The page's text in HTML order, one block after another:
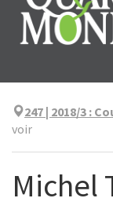
247 | 2018/3 :
voir
Michel